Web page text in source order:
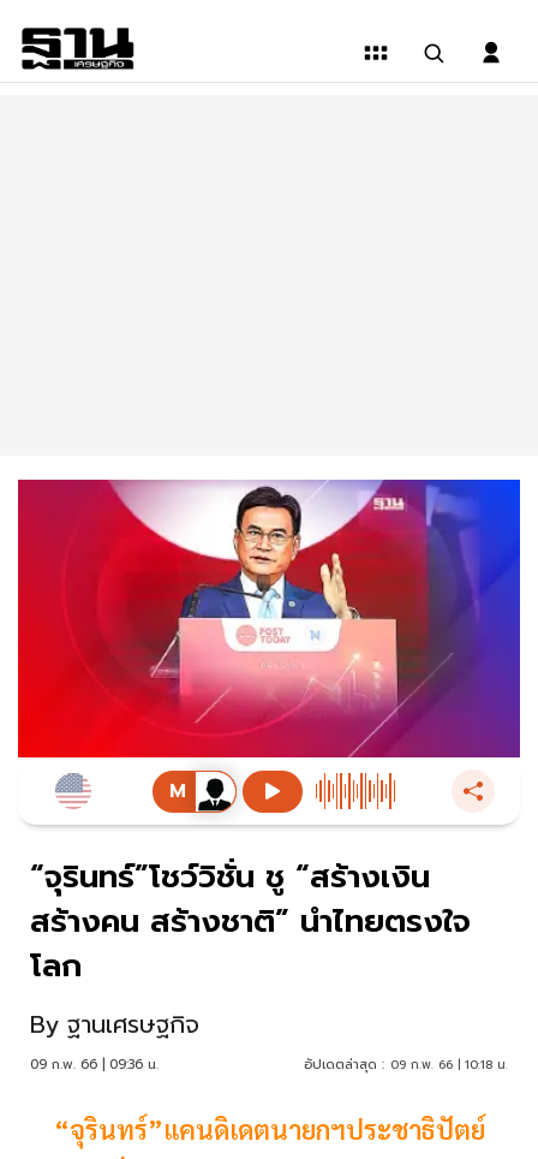
“จุรินทร์”โชว์วิชั่น ชู “สร้างเงิน
สร้างคน สร้างชาติ” นำไทยตรงใจ
โลก
By ฐานเศรษฐกิจ
09 ก.พ. 66 | 09:36 น. อัปเดตล่าสุด : 09 ก.พ. 66 | 10:18 น.
“จุรินทร์”แคนดิเดตนายกฯประชาธิปัตย์